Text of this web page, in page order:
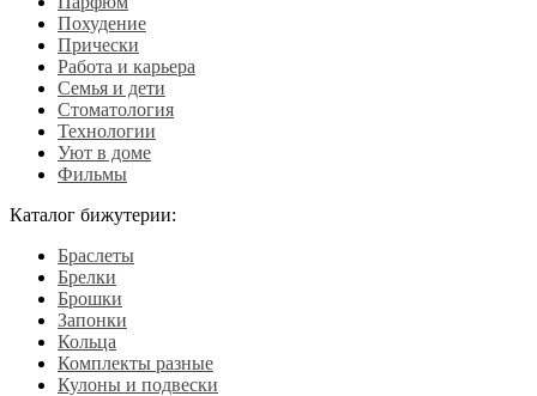
Похудение
Прически
Работа и карьера
Семья и дети
Стоматология
Технологии
Уют в доме
Фильмы
Каталог бижутерии:
Браслеты
Брелки
Брошки
Запонки
Кольца
Комплекты разные
Кулоны и подвески